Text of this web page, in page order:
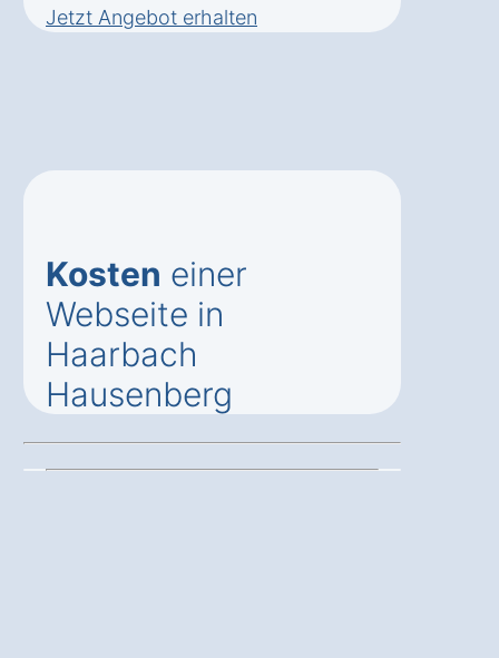
Jetzt Angebot erhalten
Kosten einer
Webseite in
Haarbach
Hausenberg